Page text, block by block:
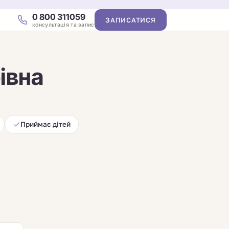
0 800 311059
консультація та запис
ЗАПИСАТИСЯ
Приймає дітей